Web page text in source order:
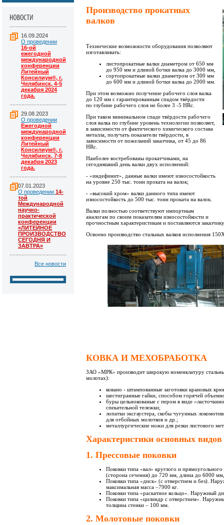
16.09.2024
О проведении
16-ой
ежегодной
международной
конференции
Литейный
Консилиум®, г.
Челябинск, 4-5
декабря 2024
года.
29.08.2023
О проведении
Ежегодной
международной
конференции
Литейный
Консилиум®, г.
Челябинск, 7-8
декабря 2023
года.
07.01.2023
О проведении 14-
той
Международной
научно-
практической
конференции
«ЛИТЕЙНОЕ
ПРОИЗВОДСТВО
СЕГОДНЯ И
ЗАВТРА»
Все новости
Производство прокатных
валков
Технические возможности оборудования позволяют
изготавливать:
листопрокатные валки диаметром от 650 мм
до 950 мм и длиной бочки валка до 3000 мм,
сортопрокатные валки диаметром от 300 мм
до 600 мм и длиной бочки валка до 2000 мм.
При этом возможно получение рабочего слоя валка
до 120 мм с гарантированным спадом твёрдости
по глубине рабочего слоя не более 3 -5 HRc.
При таком минимальном спаде твёрдости рабочего
слоя валка по глубине уровень технологии позволяет,
в зависимости от фактического химического состава
металла, получать показатели твёрдости, в
зависимости от пожеланий заказчика, от 45 до 86
HRc.
Наиболее востребованы прокатчиками, на
сегодняшний день валки двух исполнений:
- «индефинит», данные валки имеют износостойкость
на уровне 250 тыс. тонн проката на валок;
- «высокий хром» валки данного типа имеют
износостойкость до 500 тыс. тонн проката на валок.
Валки полностью соответствуют импортным
аналогам по своим показателям износостойкости и
прочностным характеристикам и поставляются
Освоено производство стальных валков исполнения
КОВКА И МЕХОБРАБОТКА
ЗАО «МРК» производит широкую номенклатуру
молотах):
ковано - штампованные заготовки крановых
шестигранные гайки, способом горячей
буры цельнокованые с пером в виде
спекательной тележки;
лопатки эксгаустера, скобы чугунных
для отбойных молотков и др.;
металлургические ножи для резки листового
Характеристики основных
1. Прессовые поковки
Поковки типа «вал» круглого и
(сторона сечения) до 720 мм, длина до 6000
Поковки типа «диск» (с отверстием и без).
максимальная масса –7900 кг.
Поковки типа «раскатное кольцо». Наружный
Поковки типа «цилиндр с отверстием».
толщина стенки – 100 мм.
2. Молотовые поковки